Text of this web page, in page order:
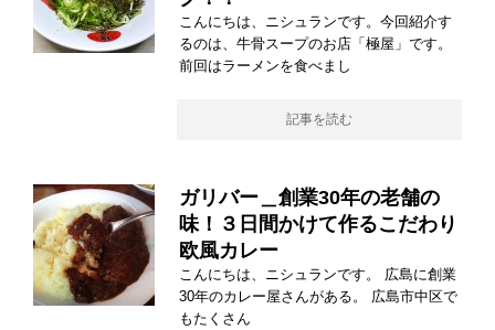
こんにちは、ニシュランです。今回紹介す
るのは、牛骨スープのお店「極屋」です。
前回はラーメンを食べまし
記事を読む
ガリバー＿創業30年の老舗の
味！３日間かけて作るこだわり
欧風カレー
こんにちは、ニシュランです。 広島に創業
30年のカレー屋さんがある。 広島市中区で
もたくさん